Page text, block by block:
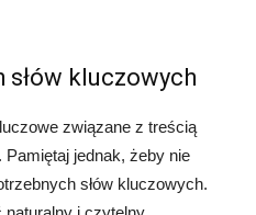
słów kluczowych
związane z treścią
jednak, żeby nie
słów kluczowych.